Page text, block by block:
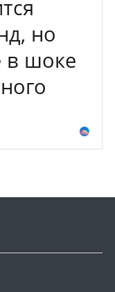
но
в шоке